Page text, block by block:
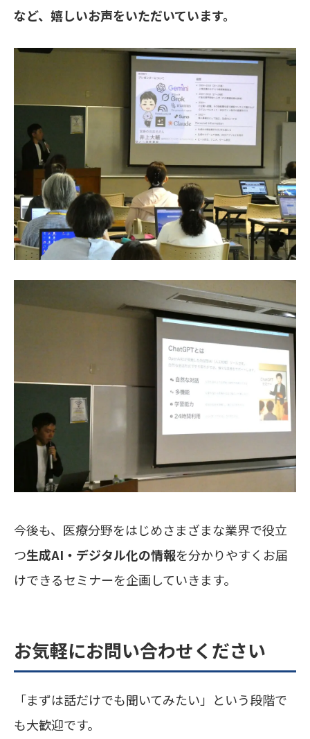
など、嬉しいお声をいただいています。
今後も、医療分野をはじめさまざまな業界で役立
つ生成AI・デジタル化の情報を分かりやすくお届
けできるセミナーを企画していきます。
お気軽にお問い合わせください
「まずは話だけでも聞いてみたい」という段階で
も大歓迎です。